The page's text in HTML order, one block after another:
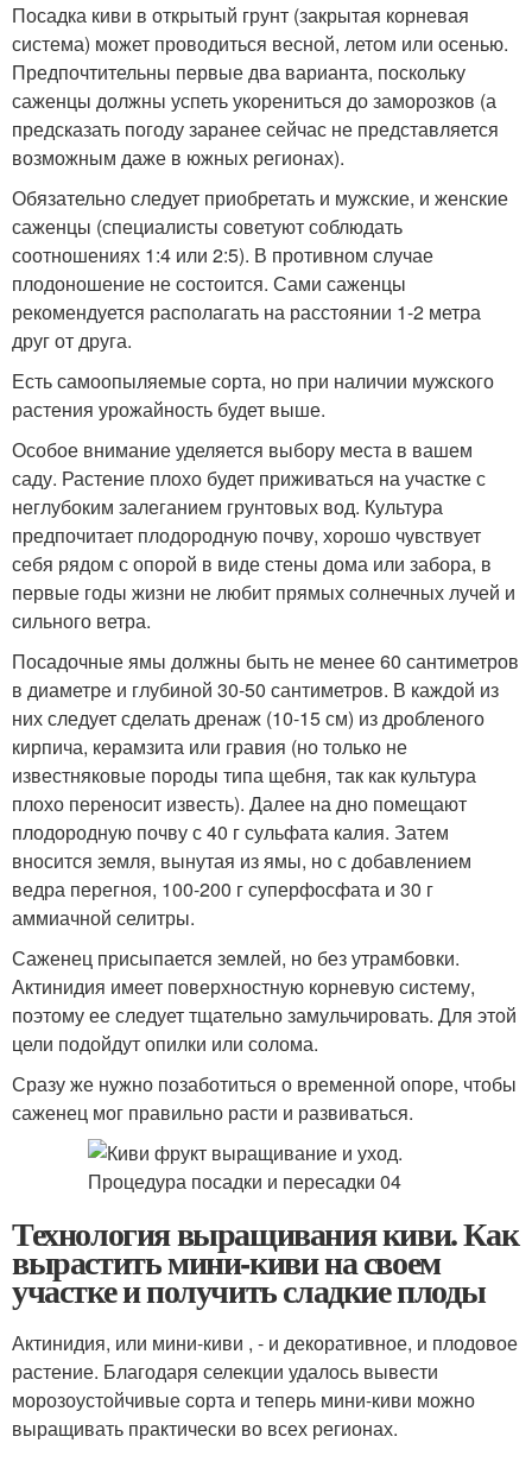
Посадка киви в открытый грунт (закрытая корневая
система) может проводиться весной, летом или осенью.
Предпочтительны первые два варианта, поскольку
саженцы должны успеть укорениться до заморозков (а
предсказать погоду заранее сейчас не представляется
возможным даже в южных регионах).
Обязательно следует приобретать и мужские, и женские
саженцы (специалисты советуют соблюдать
соотношениях 1:4 или 2:5). В противном случае
плодоношение не состоится. Сами саженцы
рекомендуется располагать на расстоянии 1-2 метра
друг от друга.
Есть самоопыляемые сорта, но при наличии мужского
растения урожайность будет выше.
Особое внимание уделяется выбору места в вашем
саду. Растение плохо будет приживаться на участке с
неглубоким залеганием грунтовых вод. Культура
предпочитает плодородную почву, хорошо чувствует
себя рядом с опорой в виде стены дома или забора, в
первые годы жизни не любит прямых солнечных лучей и
сильного ветра.
Посадочные ямы должны быть не менее 60 сантиметров
в диаметре и глубиной 30-50 сантиметров. В каждой из
них следует сделать дренаж (10-15 см) из дробленого
кирпича, керамзита или гравия (но только не
известняковые породы типа щебня, так как культура
плохо переносит известь). Далее на дно помещают
плодородную почву с 40 г сульфата калия. Затем
вносится земля, вынутая из ямы, но с добавлением
ведра перегноя, 100-200 г суперфосфата и 30 г
аммиачной селитры.
Саженец присыпается землей, но без утрамбовки.
Актинидия имеет поверхностную корневую систему,
поэтому ее следует тщательно замульчировать. Для этой
цели подойдут опилки или солома.
­Сразу же нужно позаботиться о временной опоре, чтобы
саженец мог правильно расти и развиваться.
Технология выращивания киви. Как
вырастить мини-киви на своем
участке и получить сладкие плоды
Актинидия, или мини-киви , - и декоративное, и плодовое
растение. Благодаря селекции удалось вывести
морозоустойчивые сорта и теперь мини-киви можно
выращивать практически во всех регионах.